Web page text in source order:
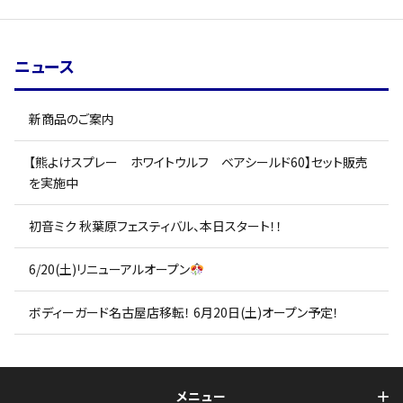
ニュース
新商品のご案内
【熊よけスプレー ホワイトウルフ ベアシールド60】セット販売
を実施中
初音ミク 秋葉原フェスティバル、本日スタート！！
6/20(土)リニューアルオープン
ボディーガード名古屋店移転！ 6月20日(土)オープン予定！
メニュー